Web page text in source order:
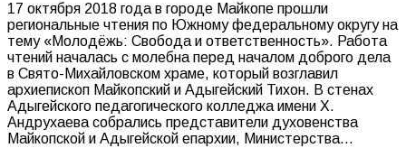
17 октября 2018 года в городе Майкопе прошли
региональные чтения по Южному федеральному округу на
тему «Молодёжь: Свобода и ответственность». Работа
чтений началась с молебна перед началом доброго дела
в Свято-Михайловском храме, который возглавил
архиепископ Майкопский и Адыгейский Тихон. В стенах
Адыгейского педагогического колледжа имени Х.
Андрухаева собрались представители духовенства
Майкопской и Адыгейской епархии, Министерства…